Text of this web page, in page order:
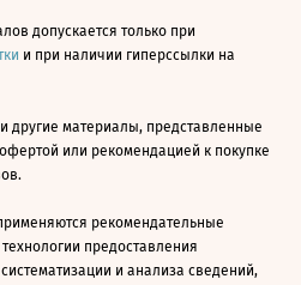
допускается только при
и при наличии гиперссылки на
другие материалы, представленные
или рекомендацией к покупке
рекомендательные
предоставления
и анализа сведений,